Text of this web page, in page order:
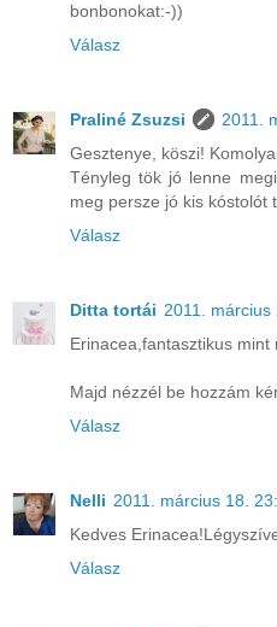
bonbonokat:-))
Válasz
Praliné Zsuzsi
2011.
Gesztenye, köszi!
Tényleg tök jó lenne
meg persze jó kis kóstolót
Válasz
Ditta tortái 2011. március
Erinacea,fantasztikus mint
Majd nézzél be hozzám
Válasz
Nelli 2011. március 18.
Kedves
Válasz